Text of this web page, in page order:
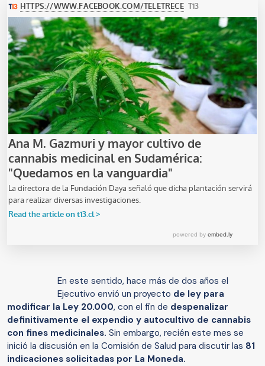
En este sentido, hace más de dos años el
Ejecutivo envió un proyecto de ley para
modificar la Ley 20.000, con el fin de despenalizar
definitivamente el expendio y autocultivo de cannabis
con fines medicinales. Sin embargo, recién este mes se
inició la discusión en la Comisión de Salud para discutir las 81
indicaciones solicitadas por La Moneda.